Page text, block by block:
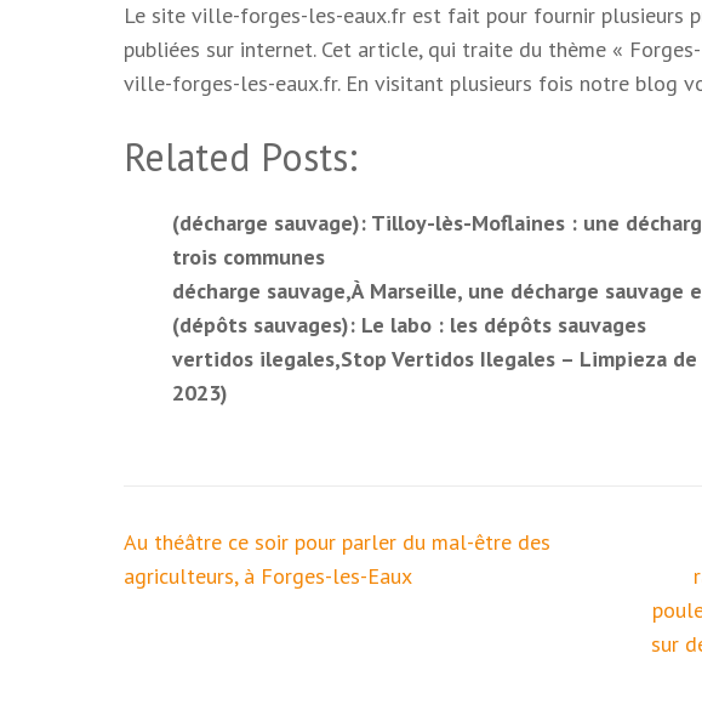
Le site ville-forges-les-eaux.fr est fait pour fournir plusieurs
publiées sur internet. Cet article, qui traite du thème «
ville-forges-les-eaux.fr. En visitant plusieurs fois notre blog
Related Posts:
(décharge sauvage): Tilloy-lès-Moflaines : une
trois communes
décharge sauvage,À Marseille, une décharge sauvage
(dépôts sauvages): Le labo : les dépôts sauvages
vertidos ilegales,Stop Vertidos Ilegales – Limpieza
2023)
Navigation
de
Au théâtre ce soir pour parler du mal-être des
agriculteurs, à Forges-les-Eaux
sur